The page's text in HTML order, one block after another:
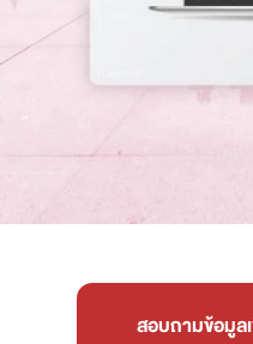
สอบถามข้อมูล